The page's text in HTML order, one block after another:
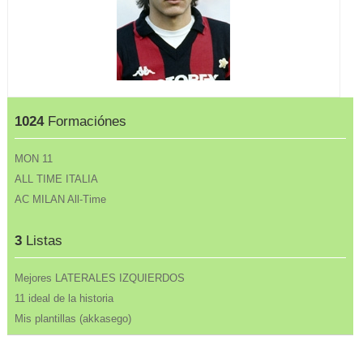
1024Formaciónes
MON 11
ALL TIME ITALIA
AC MILAN All-Time
3 Listas
Mejores LATERALES IZQUIERDOS
11 ideal de la historia
Mis plantillas (akkasego)